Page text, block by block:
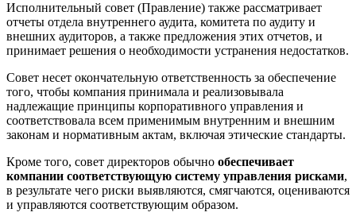
Исполнительный совет (Правление) также рассматривает
отчеты отдела внутреннего аудита, комитета по аудиту и
внешних аудиторов, а также предложения этих отчетов, и
принимает решения о необходимости устранения недостатков.
Совет несет окончательную ответственность за обеспечение
того, чтобы компания принимала и реализовывала
надлежащие принципы корпоративного управления и
соответствовала всем применимым внутренним и внешним
законам и нормативным актам, включая этические стандарты.
Кроме того, совет директоров обычно обеспечивает
компании соответствующую систему управления рисками,
в результате чего риски выявляются, смягчаются, оцениваются
и управляются соответствующим образом.